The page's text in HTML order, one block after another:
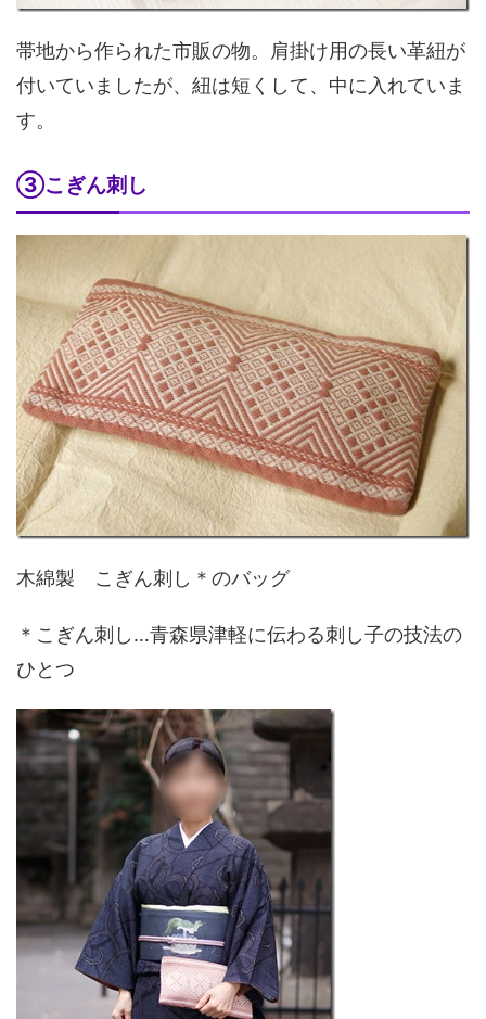
帯地から作られた市販の物。肩掛け用の長い革紐が
付いていましたが、紐は短くして、中に入れていま
す。
③こぎん刺し
木綿製 こぎん刺し＊のバッグ
＊こぎん刺し…青森県津軽に伝わる刺し子の技法の
ひとつ